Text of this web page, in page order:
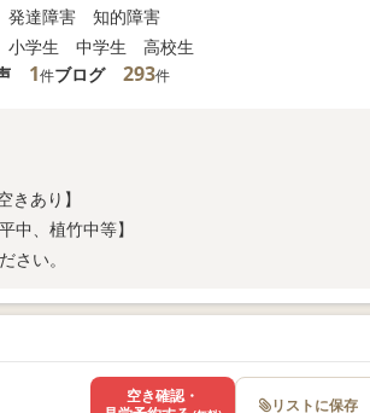
発達障害 知的障害
小学生 中学生 高校生
1件ブログ 293件
きあり】
中、植竹中等】
さい。
空き確認・
リストに保存